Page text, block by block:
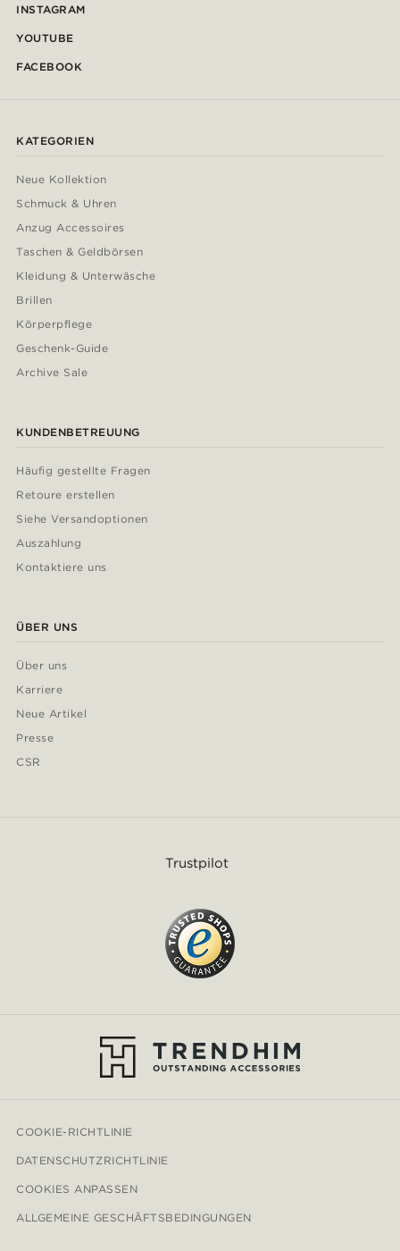
INSTAGRAM
YOUTUBE
FACEBOOK
KATEGORIEN
Neue Kollektion
Schmuck & Uhren
Anzug Accessoires
Taschen & Geldbörsen
Kleidung & Unterwäsche
Brillen
Körperpflege
Geschenk-Guide
Archive Sale
KUNDENBETREUUNG
Häufig gestellte Fragen
Retoure erstellen
Siehe Versandoptionen
Auszahlung
Kontaktiere uns
ÜBER UNS
Über uns
Karriere
Neue Artikel
Presse
CSR
Trustpilot
COOKIE-RICHTLINIE
DATENSCHUTZRICHTLINIE
COOKIES ANPASSEN
ALLGEMEINE GESCHÄFTSBEDINGUNGEN